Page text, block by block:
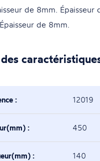
de 8mm. Épaisseur
de 8mm.
: 12019
: 450
: 140